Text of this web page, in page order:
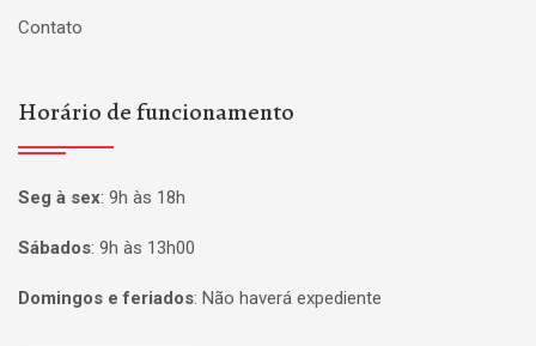
Contato
Horário de funcionamento
Seg à sex: 9h às 18h
Sábados: 9h às 13h00
Domingos e feriados: Não haverá expediente